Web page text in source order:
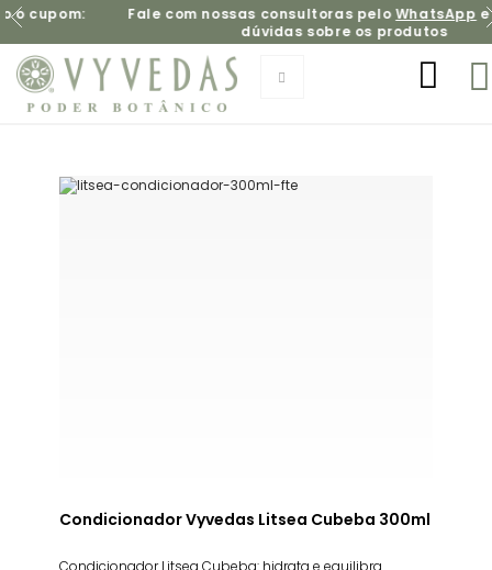
Fale com nossas consultoras peloWhatsAppe tire
dúvidas sobre os produtos
Condicionador Vyvedas Litsea Cubeba 300ml
Condicionador Litsea Cubeba: hidrata e equilibra